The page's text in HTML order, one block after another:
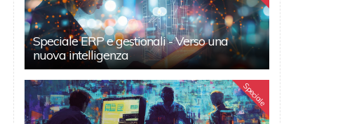
Speciale ERP e gestionali - Verso una
nuova intelligenza
Speciale